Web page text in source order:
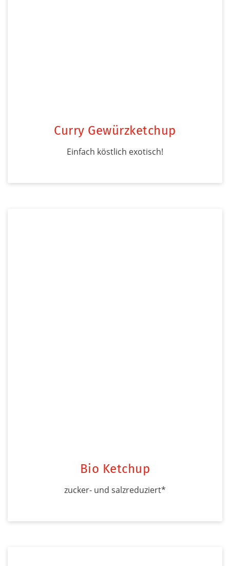
Curry Gewürzketchup
Einfach köstlich exotisch!
Bio Ketchup
zucker- und salzreduziert*